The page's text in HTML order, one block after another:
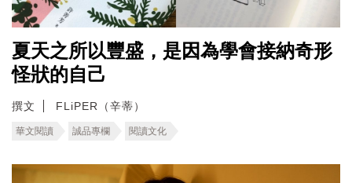
夏天之所以豐盛，是因為學會接納奇形
怪狀的自己
撰文 FLiPER（辛蒂）
華文閱讀 誠品專欄 閱讀文化